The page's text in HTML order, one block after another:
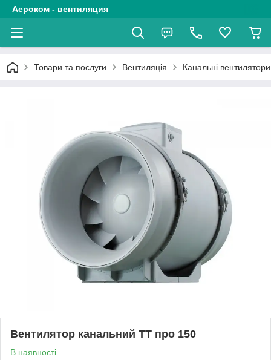
Аероком - вентиляция
Товари та послуги Вентиляція Канальні
Вентилятор канальний ТТ про 150
В наявності